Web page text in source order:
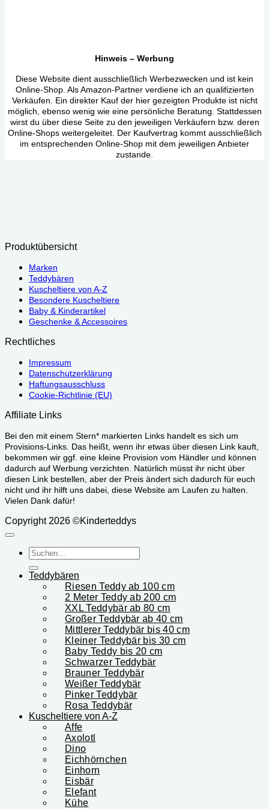
Hinweis – Werbung
Diese Website dient ausschließlich Werbezwecken und ist kein
Online-Shop. Als Amazon-Partner verdiene ich an qualifizierten
Verkäufen. Ein direkter Kauf der hier gezeigten Produkte ist nicht
möglich, ebenso wenig wie eine persönliche Beratung. Stattdessen
wirst du über diese Seite zu den jeweiligen Verkäufern bzw. deren
Online-Shops weitergeleitet. Der Kaufvertrag kommt ausschließlich
im entsprechenden Online-Shop mit dem jeweiligen Anbieter
zustande.
Produktübersicht
Marken
Teddybären
Kuscheltiere von A-Z
Besondere Kuscheltiere
Baby & Kinderartikel
Geschenke & Accessoires
Rechtliches
Impressum
Datenschutzerklärung
Haftungsausschluss
Cookie-Richtlinie (EU)
Affiliate Links
Bei den mit einem Stern* markierten Links handelt es sich um
Provisions-Links. Das heißt, wenn ihr etwas über diesen Link kauft,
bekommen wir ggf. eine kleine Provision vom Händler und können
dadurch auf Werbung verzichten. Natürlich müsst ihr nicht über
diesen Link bestellen, aber der Preis ändert sich dadurch für euch
nicht und ihr hilft uns dabei, diese Website am Laufen zu halten.
Vielen Dank dafür!
Copyright 2026 ©Kinderteddys
Suchen
nach:
Teddybären
Riesen Teddy ab 100 cm
2 Meter Teddy ab 200 cm
XXL Teddybär ab 80 cm
Großer Teddybär ab 40 cm
Mittlerer Teddybär bis 40 cm
Kleiner Teddybär bis 30 cm
Baby Teddy bis 20 cm
Schwarzer Teddybär
Brauner Teddybär
Weißer Teddybär
Pinker Teddybär
Rosa Teddybär
Kuscheltiere von A-Z
Affe
Axolotl
Dino
Eichhörnchen
Einhorn
Eisbär
Elefant
Kühe